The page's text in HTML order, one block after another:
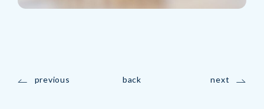
previous back next